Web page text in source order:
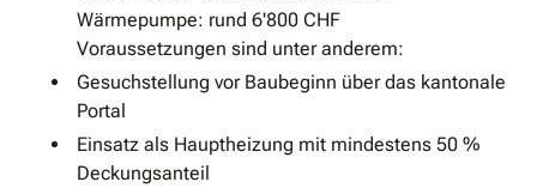
Wärmepumpe: rund 6'800 CHF
Voraussetzungen sind unter anderem:
Gesuchstellung vor Baubeginn über das kantonale
Portal
Einsatz als Hauptheizung mit mindestens 50 %
Deckungsanteil